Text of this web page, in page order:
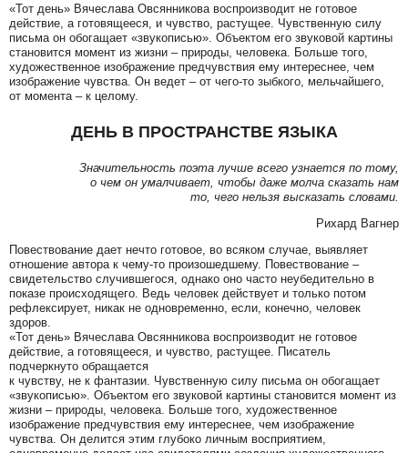
«Тот день» Вячеслава Овсянникова воспроизводит не готовое
действие, а готовящееся, и чувство, растущее. Чувственную силу
письма он обогащает «звукописью». Объектом его звуковой картины
становится момент из жизни – природы, человека. Больше того,
художественное изображение предчувствия ему интереснее, чем
изображение чувства. Он ведет – от чего-то зыбкого, мельчайшего,
от момента – к целому.
ДЕНЬ В ПРОСТРАНСТВЕ ЯЗЫКА
Значительность поэта лучше всего узнается по тому,
о чем он умалчивает, чтобы даже молча сказать нам
то, чего нельзя высказать словами.
Рихард Вагнер
Повествование дает нечто готовое, во всяком случае, выявляет
отношение автора к чему-то произошедшему. Повествование –
свидетельство случившегося, однако оно часто неубедительно в
показе происходящего. Ведь человек действует и только потом
рефлексирует, никак не одновременно, если, конечно, человек
здоров.
«Тот день» Вячеслава Овсянникова воспроизводит не готовое
действие, а готовящееся, и чувство, растущее. Писатель
подчеркнуто обращается
к чувству, не к фантазии. Чувственную силу письма он обогащает
«звукописью». Объектом его звуковой картины становится момент из
жизни – природы, человека. Больше того, художественное
изображение предчувствия ему интереснее, чем изображение
чувства. Он делится этим глубоко личным восприятием,